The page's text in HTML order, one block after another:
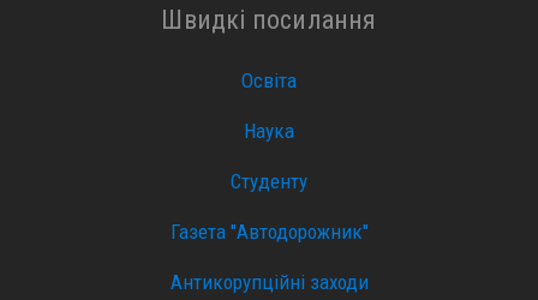
Швидкі посилання
Освіта
Наука
Студенту
Газета "Автодорожник"
Антикорупційні заходи